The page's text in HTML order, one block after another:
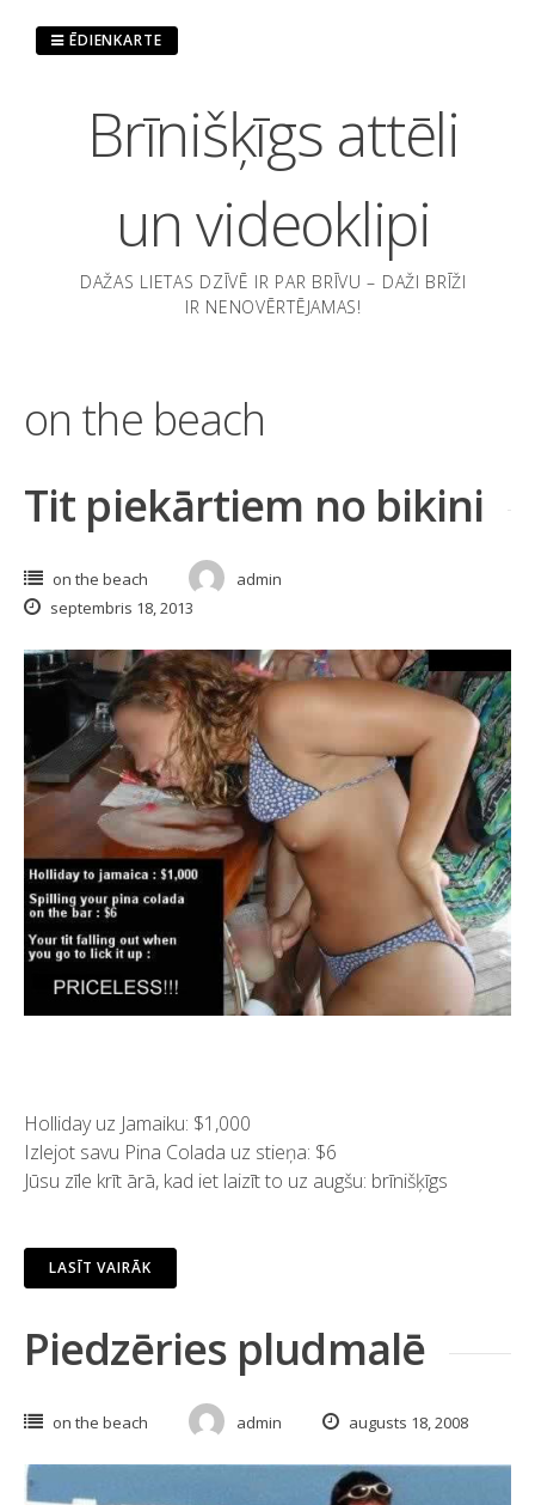
Brīnišķīgs attēli
un videoklipi
DAŽAS LIETAS DZĪVĒ IR PAR BRĪVU – DAŽI BRĪŽI
IR NENOVĒRTĒJAMAS!
ĒDIENKARTE
on the beach
Tit piekārtiem no bikini
on the beach
admin
septembris 18, 2013
Holliday uz Jamaiku: $1,000
Izlejot savu Pina Colada uz stieņa: $6
Jūsu zīle krīt ārā, kad iet laizīt to uz augšu: brīnišķīgs
LASĪT VAIRĀK
Piedzēries pludmalē
on the beach admin augusts 18, 2008